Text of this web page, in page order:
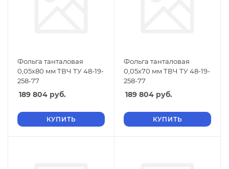
Фольга танталовая
0,05х80 мм ТВЧ ТУ 48-19-
258-77
189 804 руб.
КУПИТЬ
Фольга танталовая
0,05х70 мм ТВЧ ТУ 48-19-
258-77
189 804 руб.
КУПИТЬ